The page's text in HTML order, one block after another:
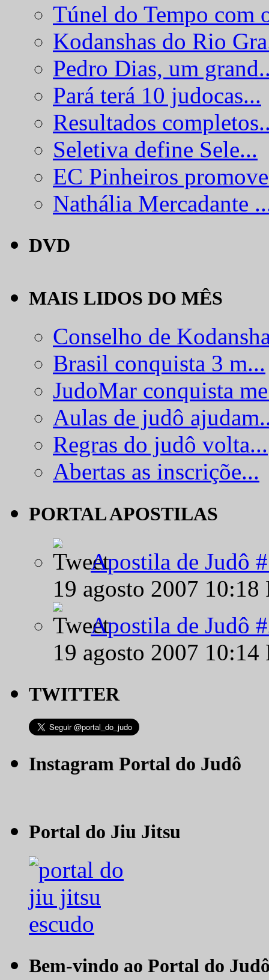
Túnel do Tempo com
Kodanshas do Rio
Pedro Dias, um
Pará terá 10 judocas...
Resultados
Seletiva define Sele...
EC Pinheiros
Nathália Mercadante
DVD
MAIS LIDOS DO MÊS
Conselho de
Brasil conquista 3 m...
JudoMar conquista
Aulas de judô
Regras do judô volta...
Abertas as inscriçõe...
PORTAL APOSTILAS
Apostila de Judô
19 agosto 2007
Apostila de Judô
19 agosto 2007
TWITTER
Instagram Portal do Judô
Portal do Jiu Jitsu
Bem-vindo ao Portal do